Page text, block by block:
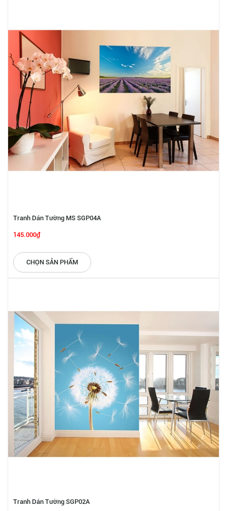
Tranh Dán Tường MS SGP04A
145.000₫
CHỌN SẢN PHẨM
Tranh Dán Tường SGP02A